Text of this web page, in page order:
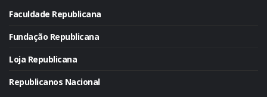
Faculdade Republicana
Fundação Republicana
Loja Republicana
Republicanos Nacional